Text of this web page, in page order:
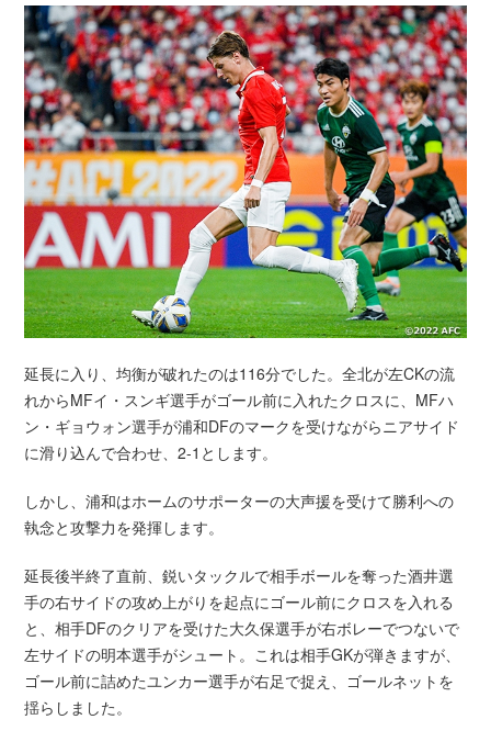
延長に入り、均衡が破れたのは116分でした。全北が左CKの流
れからMFイ・スンギ選手がゴール前に入れたクロスに、MFハ
ン・ギョウォン選手が浦和DFのマークを受けながらニアサイド
に滑り込んで合わせ、2-1とします。
しかし、浦和はホームのサポーターの大声援を受けて勝利への
執念と攻撃力を発揮します。
延長後半終了直前、鋭いタックルで相手ボールを奪った酒井選
手の右サイドの攻め上がりを起点にゴール前にクロスを入れる
と、相手DFのクリアを受けた大久保選手が右ボレーでつないで
左サイドの明本選手がシュート。これは相手GKが弾きますが、
ゴール前に詰めたユンカー選手が右足で捉え、ゴールネットを
揺らしました。